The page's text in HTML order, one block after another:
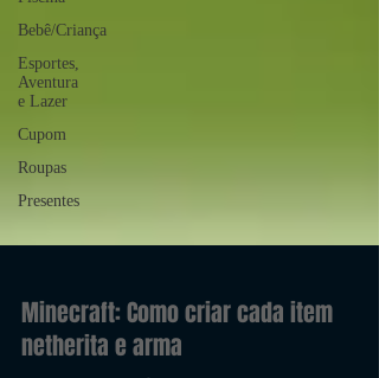
Bebê/Criança
Esportes,
Aventura
e Lazer
Cupom
Roupas
Presentes
Minecraft: Como criar cada item